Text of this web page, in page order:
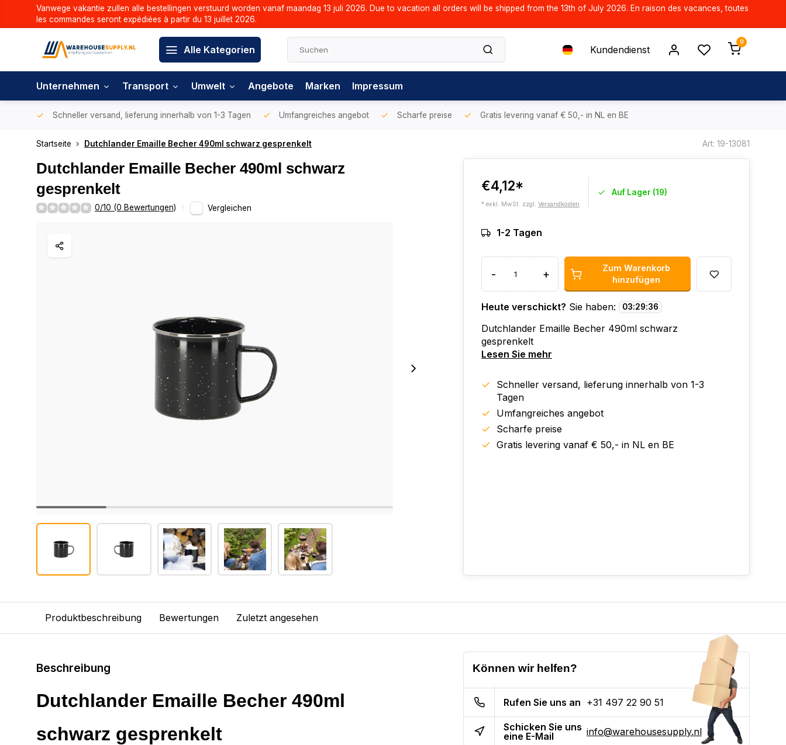
Vanwege vakantie zullen alle bestellingen verstuurd worden vanaf maandag 13 juli 2026. Due to vacation all orders will be shipped from the 13th of July 2026. En raison des vacances, toutes
les commandes seront expédiées à partir du 13 juillet 2026.
Alle Kategorien Kundendienst
0
Unternehmen Transport Umwelt Angebote Marken Impressum
Schneller versand, lieferung innerhalb von 1-3 Tagen Umfangreiches angebot Scharfe preise Gratis levering vanaf € 50,- in NL en BE
Startseite Dutchlander Emaille Becher 490ml schwarz gesprenkelt Art: 19-13081
Dutchlander Emaille Becher 490ml schwarz
gesprenkelt
0/10 (0 Bewertungen) Vergleichen
€4,12*
* exkl. MwSt. zzgl. Versandkosten
Auf Lager (19)
1-2 Tagen
- +
Zum Warenkorb
hinzufügen
Heute verschickt? Sie haben: 03:29:35
Dutchlander Emaille Becher 490ml schwarz
gesprenkelt
Lesen Sie mehr
Schneller versand, lieferung innerhalb von 1-3
Tagen
Umfangreiches angebot
Scharfe preise
Gratis levering vanaf € 50,- in NL en BE
Produktbeschreibung Bewertungen Zuletzt angesehen
Beschreibung
Dutchlander Emaille Becher 490ml
schwarz gesprenkelt
Können wir helfen?
Rufen Sie uns an +31 497 22 90 51
Schicken Sie uns
eine E-Mail
info@warehousesupply.nl